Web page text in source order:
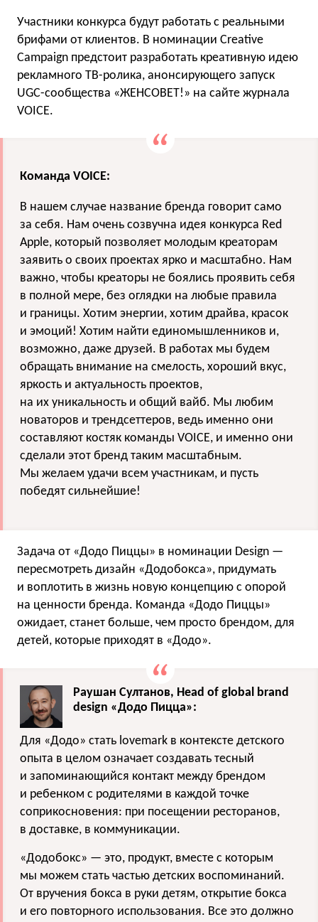
Участники конкурса будут работать с реальными
брифами от клиентов. В номинации Creative
Campaign предстоит разработать креативную идею
рекламного ТВ-ролика, анонсирующего запуск
UGС-сообщества «ЖЕНСОВЕТ!» на сайте журнала
VOICE.
Команда VOICE:
В нашем случае название бренда говорит само
за себя. Нам очень созвучна идея конкурса Red
Apple, который позволяет молодым креаторам
заявить о своих проектах ярко и масштабно. Нам
важно, чтобы креаторы не боялись проявить себя
в полной мере, без оглядки на любые правила
и границы. Хотим энергии, хотим драйва, красок
и эмоций! Хотим найти единомышленников и,
возможно, даже друзей. В работах мы будем
обращать внимание на смелость, хороший вкус,
яркость и актуальность проектов,
на их уникальность и общий вайб. Мы любим
новаторов и трендсеттеров, ведь именно они
составляют костяк команды VOICE, и именно они
сделали этот бренд таким масштабным.
Мы желаем удачи всем участникам, и пусть
победят сильнейшие!
Задача от «Додо Пиццы» в номинации Design —
пересмотреть дизайн «Додобокса», придумать
и воплотить в жизнь новую концепцию с опорой
на ценности бренда. Команда «Додо Пиццы»
ожидает, станет больше, чем просто брендом, для
детей, которые приходят в «Додо».
Раушан Султанов, Head of global brand
design «Додо Пицца»:
Для «Додо» стать lovemark в контексте детского
опыта в целом означает создавать тесный
и запоминающийся контакт между брендом
и ребенком с родителями в каждой точке
соприкосновения: при посещении ресторанов,
в доставке, в коммуникации.
«Додобокс» — это, продукт, вместе с которым
мы можем стать частью детских воспоминаний.
От вручения бокса в руки детям, открытие бокса
и его повторного использования. Все это должно